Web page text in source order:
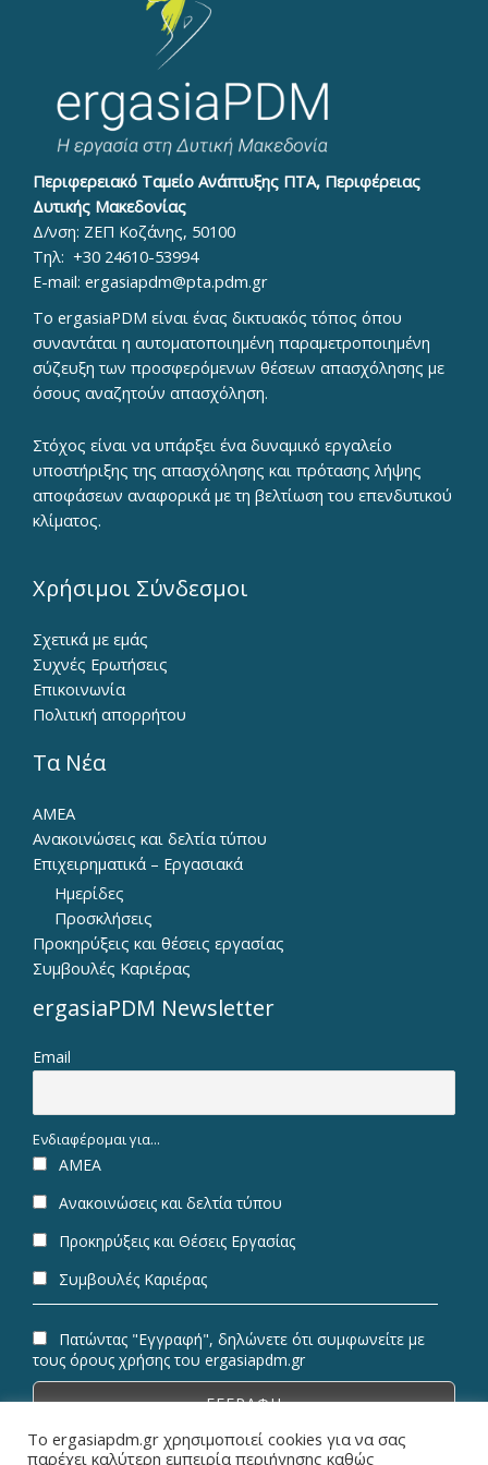
Περιφερειακό Ταμείο Ανάπτυξης ΠΤΑ, Περιφέρειας
Δυτικής Μακεδονίας
Δ/νση: ΖΕΠ Κοζάνης, 50100
Τηλ: +30 24610-53994
E-mail: ergasiapdm@pta.pdm.gr
To ergasiaPDM είναι ένας δικτυακός τόπος όπου
συναντάται η αυτοματοποιημένη παραμετροποιημένη
σύζευξη των προσφερόμενων θέσεων απασχόλησης με
όσους αναζητούν απασχόληση.
Στόχος είναι να υπάρξει ένα δυναμικό εργαλείο
υποστήριξης της απασχόλησης και πρότασης λήψης
αποφάσεων αναφορικά με τη βελτίωση του επενδυτικού
κλίματος.
Χρήσιμοι Σύνδεσμοι
Σχετικά με εμάς
Συχνές Ερωτήσεις
Επικοινωνία
Πολιτική απορρήτου
Τα Νέα
ΑΜΕΑ
Ανακοινώσεις και δελτία τύπου
Επιχειρηματικά – Εργασιακά
Ημερίδες
Προσκλήσεις
Προκηρύξεις και θέσεις εργασίας
Συμβουλές Καριέρας
ergasiaPDM Newsletter
Email
Ενδιαφέρομαι για...
ΑΜΕΑ
Ανακοινώσεις και δελτία τύπου
Προκηρύξεις και Θέσεις Εργασίας
Συμβουλές Καριέρας
Πατώντας "Εγγραφή", δηλώνετε ότι συμφωνείτε με
τους όρους χρήσης του ergasiapdm.gr
Το ergasiapdm.gr χρησιμοποιεί cookies για να σας
παρέχει καλύτερη εμπειρία περιήγησης καθώς